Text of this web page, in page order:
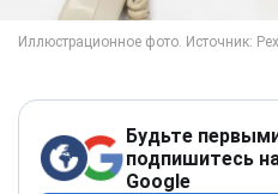
Будьте
подпишитесь
Google